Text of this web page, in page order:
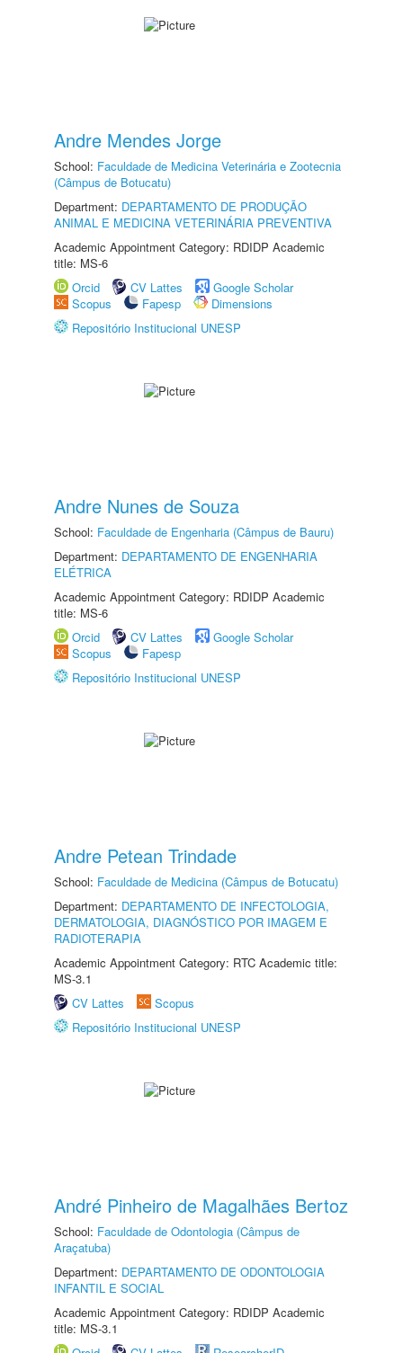
Andre Mendes Jorge
School: Faculdade de Medicina Veterinária e Zootecnia
(Câmpus de Botucatu)
Department: DEPARTAMENTO DE PRODUÇÃO
ANIMAL E MEDICINA VETERINÁRIA PREVENTIVA
Academic Appointment Category: RDIDP Academic
title: MS-6
Orcid
CV Lattes
Google Scholar
Scopus
Fapesp
Dimensions
Repositório Institucional UNESP
Andre Nunes de Souza
School: Faculdade de Engenharia (Câmpus de Bauru)
Department: DEPARTAMENTO DE ENGENHARIA
ELÉTRICA
Academic Appointment Category: RDIDP Academic
title: MS-6
Orcid
CV Lattes
Google Scholar
Scopus
Fapesp
Repositório Institucional UNESP
Andre Petean Trindade
School: Faculdade de Medicina (Câmpus de Botucatu)
Department: DEPARTAMENTO DE INFECTOLOGIA,
DERMATOLOGIA, DIAGNÓSTICO POR IMAGEM E
RADIOTERAPIA
Academic Appointment Category: RTC Academic title:
MS-3.1
CV Lattes
Scopus
Repositório Institucional UNESP
André Pinheiro de Magalhães Bertoz
School: Faculdade de Odontologia (Câmpus de
Araçatuba)
Department: DEPARTAMENTO DE ODONTOLOGIA
INFANTIL E SOCIAL
Academic Appointment Category: RDIDP Academic
title: MS-3.1